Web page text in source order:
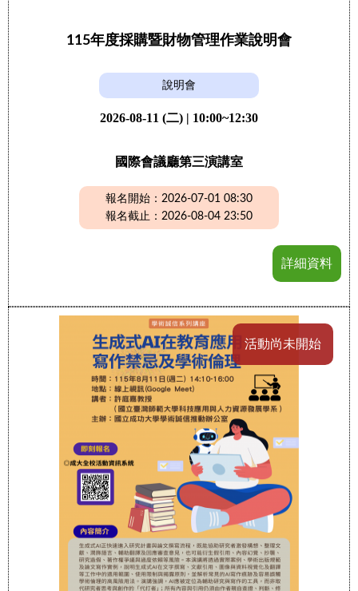
115年度採購暨財物管理作業說明會
說明會
2026-08-11 (二) | 10:00~12:30
國際會議廳第三演講室
報名開始：2026-07-01 08:30
報名截止：2026-08-04 23:50
詳細資料
活動尚未開始